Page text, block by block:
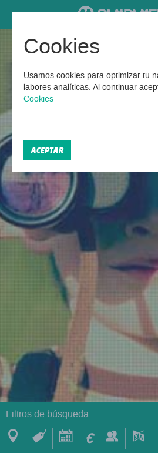
Campamentos
urbanos en
Encontrados 2 Campamentos
Filtros de búsqueda:
€
Cookies
Usamos cookies para optimizar tu
labores analíticas. Al continuar
Cookies
ACEPTAR